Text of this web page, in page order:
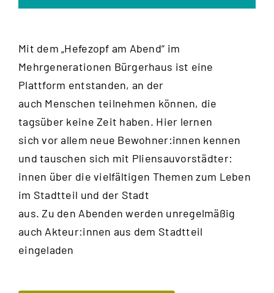
Mit dem „Hefezopf am Abend“ im
Mehrgenerationen Bürgerhaus ist eine
Plattform entstanden, an der
auch Menschen teilnehmen können, die
tagsüber keine Zeit haben. Hier lernen
sich vor allem neue Bewohner:innen kennen
und tauschen sich mit Pliensauvorstädter:
innen über die vielfältigen Themen zum Leben
im Stadtteil und der Stadt
aus. Zu den Abenden werden unregelmäßig
auch Akteur:innen aus dem Stadtteil
eingeladen